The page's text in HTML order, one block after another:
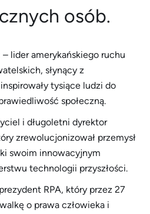
osób.
– lider amerykańskiego ruchu
słynący z
tysiące ludzi do
społeczną.
i długoletni dyrektor
zrewolucjonizował przemysł
swoim innowacyjnym
technologii przyszłości.
RPA, który przez 27
o prawa człowieka i